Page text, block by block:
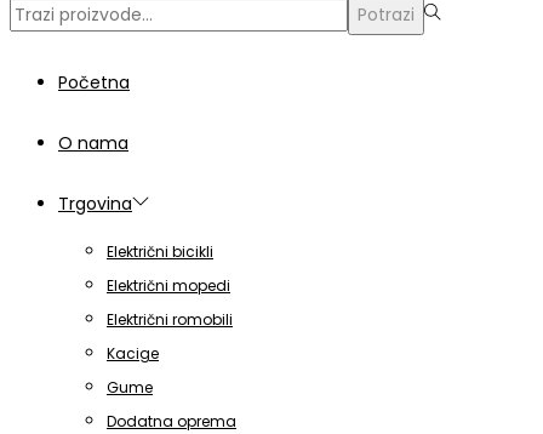
Traži:> Potrazi
Početna
O nama
Trgovina
Električni bicikli
Električni mopedi
Električni romobili
Kacige
Gume
Dodatna oprema